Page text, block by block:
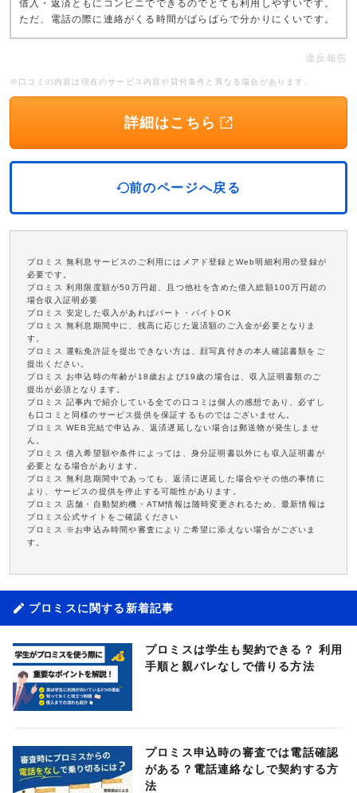
借入・返済ともにコンビニでできるのでとても利用しやすいです。
ただ、電話の際に連絡がくる時間がばらばらで分かりにくいです。
違反報告
※口コミの内容は現在のサービス内容や貸付条件と異なる場合があります。
詳細はこちら
前のページへ戻る
プロミス 無利息サービスのご利用にはメアド登録とWeb明細利用の登録が
必要です。
プロミス 利用限度額が50万円超、且つ他社を含めた借入総額100万円超の
場合収入証明必要
プロミス 安定した収入があればパート・バイトOK
プロミス 無利息期間中に、残高に応じた返済額のご入金が必要となりま
す。
プロミス 運転免許証を提出できない方は、顔写真付きの本人確認書類をご
提出ください。
プロミス お申込時の年齢が18歳および19歳の場合は、収入証明書類のご
提出が必須となります。
プロミス 記事内で紹介している全ての口コミは個人の感想であり、必ずし
も口コミと同様のサービス提供を保証するものではございません。
プロミス WEB完結で申込み、返済遅延しない場合は郵送物が発生しませ
ん。
プロミス 借入希望額や条件によっては、身分証明書以外にも収入証明書が
必要となる場合があります。
プロミス 無利息期間中であっても、返済に遅延した場合やその他の事情に
より、サービスの提供を停止する可能性があります。
プロミス 店舗・自動契約機・ATM情報は随時変更されるため、最新情報は
プロミス公式サイトをご確認ください
プロミス ※お申込み時間や審査によりご希望に添えない場合がございま
す。
プロミスに関する新着記事
プロミスは学生も契約できる？ 利用
手順と親バレなしで借りる方法
プロミス申込時の審査では電話確認
がある？電話連絡なしで契約する方
法